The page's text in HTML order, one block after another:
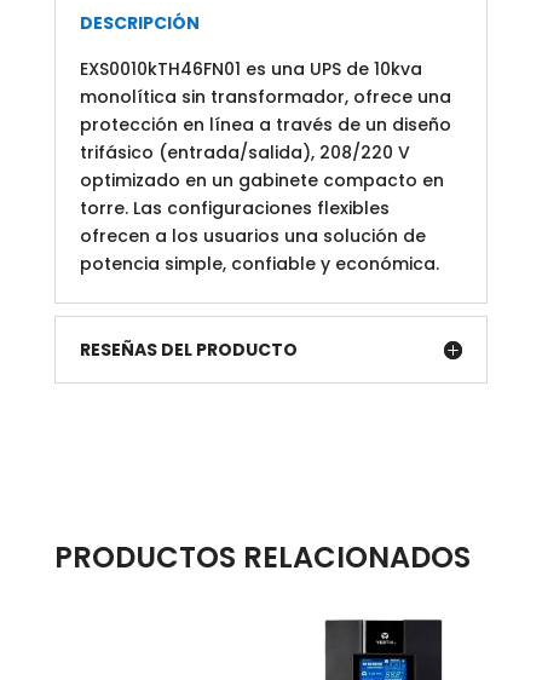
DESCRIPCIÓN
EXS0010kTH46FN01 es una UPS de 10kva
monolítica sin transformador, ofrece una
protección en línea a través de un diseño
trifásico (entrada/salida), 208/220 V
optimizado en un gabinete compacto en
torre. Las configuraciones flexibles
ofrecen a los usuarios una solución de
potencia simple, confiable y económica.
RESEÑAS DEL PRODUCTO
PRODUCTOS RELACIONADOS